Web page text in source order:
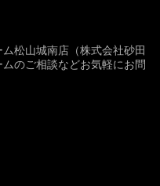
松山城南店（株式会社砂田
のご相談などお気軽にお問